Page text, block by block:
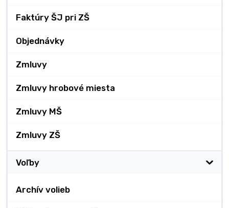
Faktúry ŠJ pri ZŠ
Objednávky
Zmluvy
Zmluvy hrobové miesta
Zmluvy MŠ
Zmluvy ZŠ
Voľby
Archív volieb